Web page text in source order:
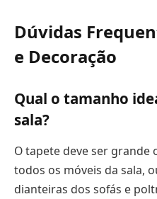
Dúvidas
e Decoração
Qual o tamanho
sala?
O tapete deve ser
todos os móveis da sala,
dianteiras dos sofás e